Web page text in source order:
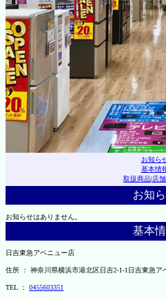
お知ら
基本情
取扱商品|店
お知
お知らせはありません。
基本
日吉東急アベニュー店
住所 ： 神奈川県横浜市港北区日吉2-1-1日吉東急
TEL ： 0455603351